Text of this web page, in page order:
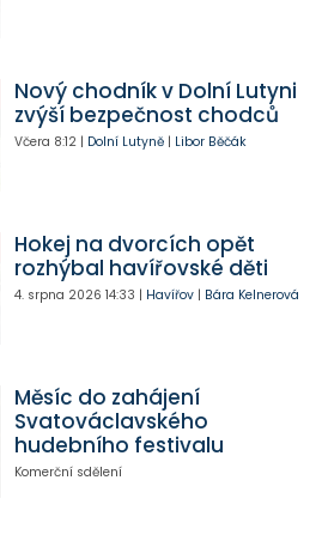
Nový chodník v Dolní Lutyni
zvýší bezpečnost chodců
Včera 8:12| Dolní Lutyně| Libor Běčák
Hokej na dvorcích opět
rozhýbal havířovské děti
4. srpna 2026 14:33 | Havířov| Bára Kelnerová
Měsíc do zahájení
Svatováclavského
hudebního festivalu
Komerční sdělení